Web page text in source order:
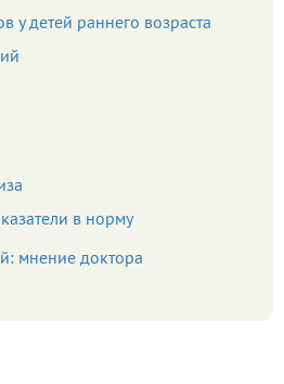
у детей раннего возраста
в норму
мнение доктора